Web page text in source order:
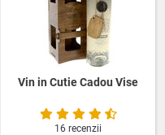
Vin in Cutie Cadou Vise
16 recenzii